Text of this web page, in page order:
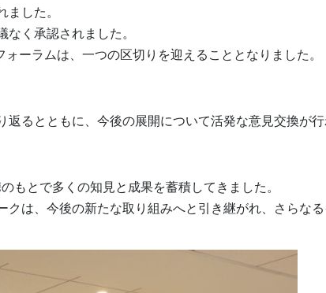
した。
く承認されました。
ーラムは、一つの区切りを迎えることとなりました。
るとともに、今後の展開について活発な意見交換が行
とで多くの知見と成果を蓄積してきました。
は、今後の新たな取り組みへと引き継がれ、さらな